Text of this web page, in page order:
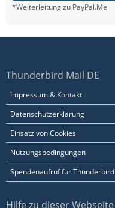
*Weiterleitung zu PayPal.Me
Thunderbird Mail DE
Impressum & Kontakt
Datenschutzerklärung
Einsatz von Cookies
Nutzungsbedingungen
Spendenaufruf für Thunderbird
Hilfe zu dieser Webseite